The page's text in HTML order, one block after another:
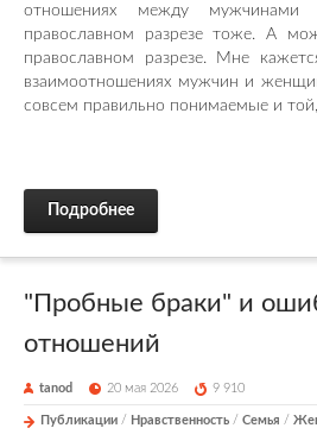
отношениях между
православном разрезе тоже. А
православном разрезе. Мне
взаимоотношениях мужчин и
совсем правильно понимаемые и
Подробнее
"Пробные браки" и
отношений
tanod 20 мая 2026 9 910
Публикации / Нравственность / Семья /